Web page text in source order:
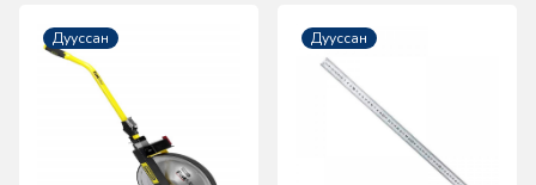
Дууссан Дууссан